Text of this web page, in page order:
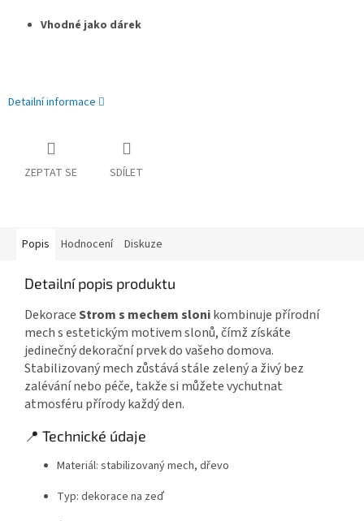
Vhodné jako dárek
Detailní informace
ZEPTAT SE SDÍLET
Popis Hodnocení Diskuze
Detailní popis produktu
DekoraceStrom s mechem slonikombinuje přírodní
mech s estetickým motivem slonů, čímž získáte
jedinečný dekorační prvek do vašeho domova.
Stabilizovaný mech zůstává stále zelený a živý bez
zalévání nebo péče, takže si můžete vychutnat
atmosféru přírody každý den.
📍 Technické údaje
Materiál: stabilizovaný mech, dřevo
Typ: dekorace na zeď